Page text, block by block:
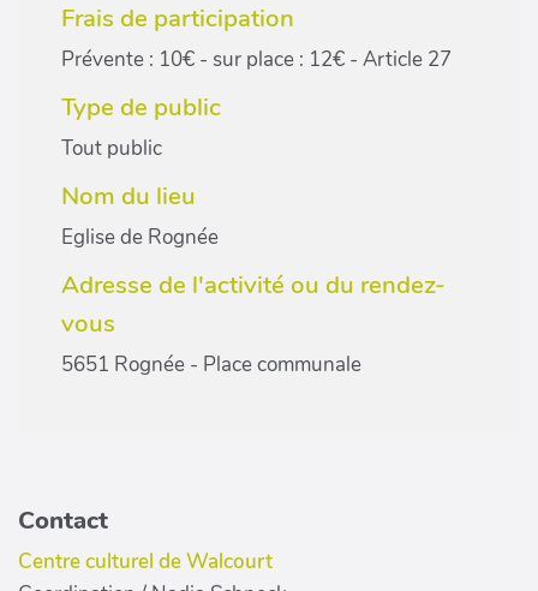
Frais de participation
Prévente : 10€ - sur place : 12€ - Article 27
Type de public
Tout public
Nom du lieu
Eglise de Rognée
Adresse de l'activité ou du rendez-
vous
5651 Rognée - Place communale
Contact
Centre culturel de Walcourt